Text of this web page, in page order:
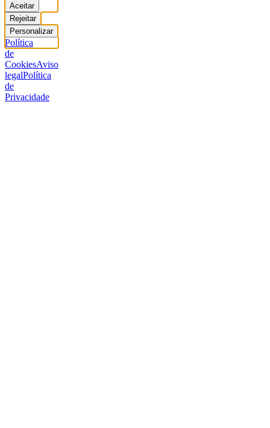
Aceitar
Rejeitar
Personalizar
Política
de
CookiesAviso
legalPolítica
de
Privacidade